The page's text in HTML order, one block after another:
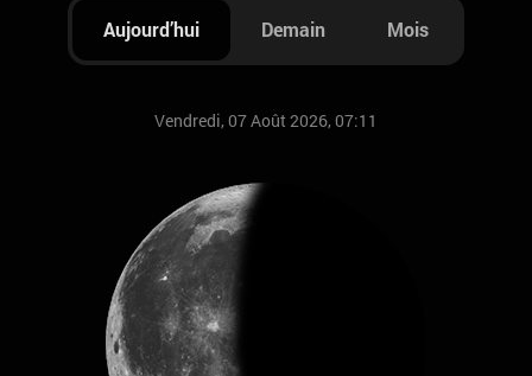
Aujourd’hui Demain Mois
Vendredi, 07 Août 2026, 07:11